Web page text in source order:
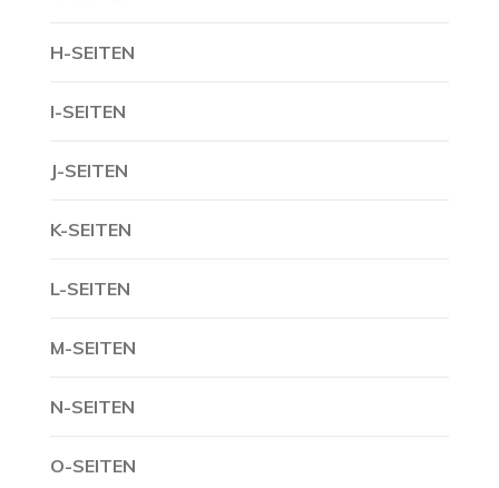
H-SEITEN
I-SEITEN
J-SEITEN
K-SEITEN
L-SEITEN
M-SEITEN
N-SEITEN
O-SEITEN